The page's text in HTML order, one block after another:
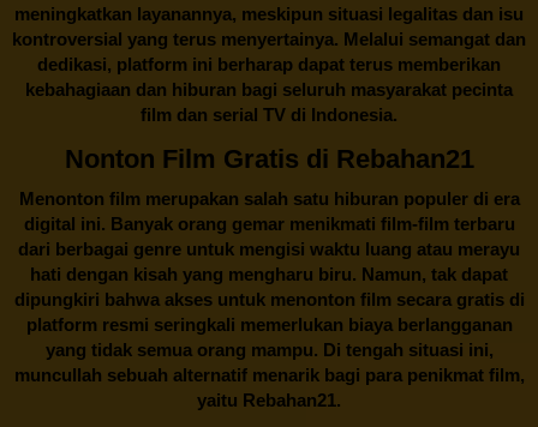
meningkatkan layanannya, meskipun situasi legalitas dan isu
kontroversial yang terus menyertainya. Melalui semangat dan
dedikasi, platform ini berharap dapat terus memberikan
kebahagiaan dan hiburan bagi seluruh masyarakat pecinta
film dan serial TV di Indonesia.
Nonton Film Gratis di Rebahan21
Menonton film merupakan salah satu hiburan populer di era
digital ini. Banyak orang gemar menikmati film-film terbaru
dari berbagai genre untuk mengisi waktu luang atau merayu
hati dengan kisah yang mengharu biru. Namun, tak dapat
dipungkiri bahwa akses untuk menonton film secara gratis di
platform resmi seringkali memerlukan biaya berlangganan
yang tidak semua orang mampu. Di tengah situasi ini,
muncullah sebuah alternatif menarik bagi para penikmat film,
yaitu Rebahan21.